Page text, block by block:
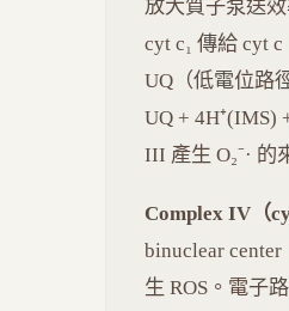
放大質子泵送效
cyt c₁ 傳給 cyt
UQ（低電位路
UQ + 4H⁺(IMS)
III 產生 O₂⁻·
Complex IV（
binuclear
生 ROS。電子